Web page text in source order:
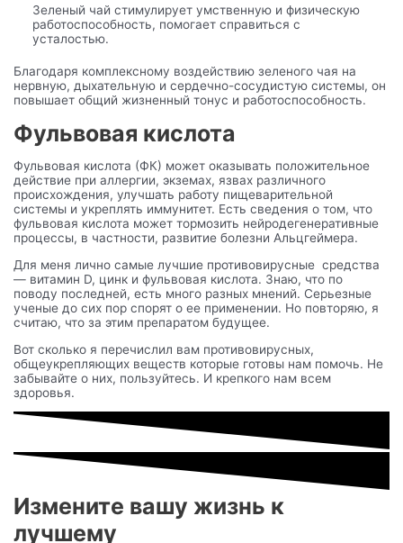
Зеленый чай стимулирует умственную и физическую
работоспособность, помогает справиться с
усталостью.
Благодаря комплексному воздействию зеленого чая на
нервную, дыхательную и сердечно-сосудистую системы, он
повышает общий жизненный тонус и работоспособность.
Фульвовая кислота
Фульвовая кислота (ФК) может оказывать положительное
действие при аллергии, экземах, язвах различного
происхождения, улучшать работу пищеварительной
системы и укреплять иммунитет. Есть сведения о том, что
фульвовая кислота может тормозить нейродегенеративные
процессы, в частности, развитие болезни Альцгеймера.
Для меня лично самые лучшие противовирусные средства
— витамин D, цинк и фульвовая кислота. Знаю, что по
поводу последней, есть много разных мнений. Серьезные
ученые до сих пор спорят о ее применении. Но повторяю, я
считаю, что за этим препаратом будущее.
Вот сколько я перечислил вам противовирусных,
общеукрепляющих веществ которые готовы нам помочь. Не
забывайте о них, пользуйтесь. И крепкого нам всем
здоровья.
Измените вашу жизнь к
лучшему